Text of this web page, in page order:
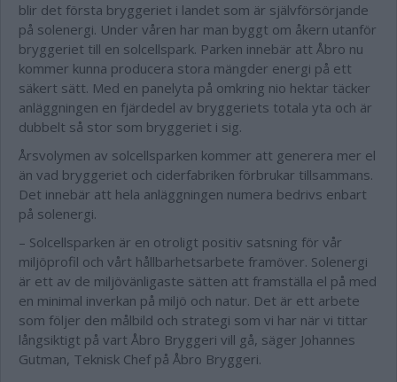
blir det första bryggeriet i landet som är självförsörjande
på solenergi. Under våren har man byggt om åkern utanför
bryggeriet till en solcellspark. Parken innebär att Åbro nu
kommer kunna producera stora mängder energi på ett
säkert sätt. Med en panelyta på omkring nio hektar täcker
anläggningen en fjärdedel av bryggeriets totala yta och är
dubbelt så stor som bryggeriet i sig.
Årsvolymen av solcellsparken kommer att generera mer el
än vad bryggeriet och ciderfabriken förbrukar tillsammans.
Det innebär att hela anläggningen numera bedrivs enbart
på solenergi.
– Solcellsparken är en otroligt positiv satsning för vår
miljöprofil och vårt hållbarhetsarbete framöver. Solenergi
är ett av de miljövänligaste sätten att framställa el på med
en minimal inverkan på miljö och natur. Det är ett arbete
som följer den målbild och strategi som vi har när vi tittar
långsiktigt på vart Åbro Bryggeri vill gå, säger Johannes
Gutman, Teknisk Chef på Åbro Bryggeri.